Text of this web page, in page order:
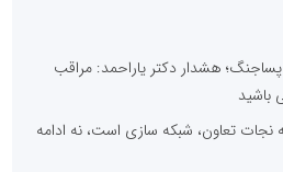
هشدار دکتر یاراحمد: مراقب
باشید
نجات تعاون، شبکه سازی است، نه ادامه